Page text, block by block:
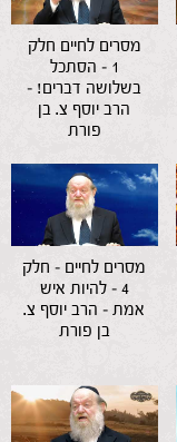
מסרים לחיים חלק
1 – הסתכל
בשלושה דברים! –
הרב יוסף צ. בן
פורת
מסרים לחיים – חלק
4 – להיות איש
אמת – הרב יוסף צ.
בן פורת